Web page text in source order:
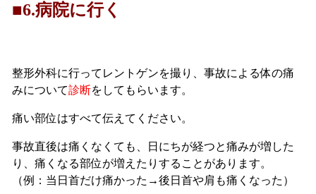
■6.病院に行く
整形外科に行ってレントゲンを撮り、事故による体の痛
みについて診断をしてもらいます。
痛い部位はすべて伝えてください。
事故直後は痛くなくても、日にちが経つと痛みが増した
り、痛くなる部位が増えたりすることがあります。
（例：当日首だけ痛かった→後日首や肩も痛くなった）